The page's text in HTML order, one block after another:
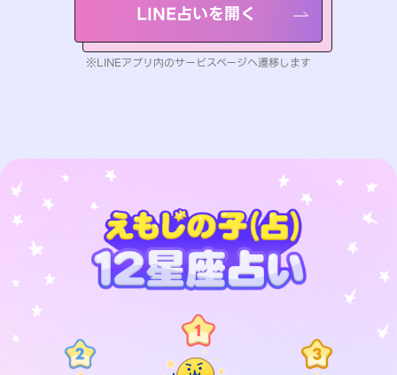
LINE占いを開く
※LINEアプリ内のサービスページへ遷移します